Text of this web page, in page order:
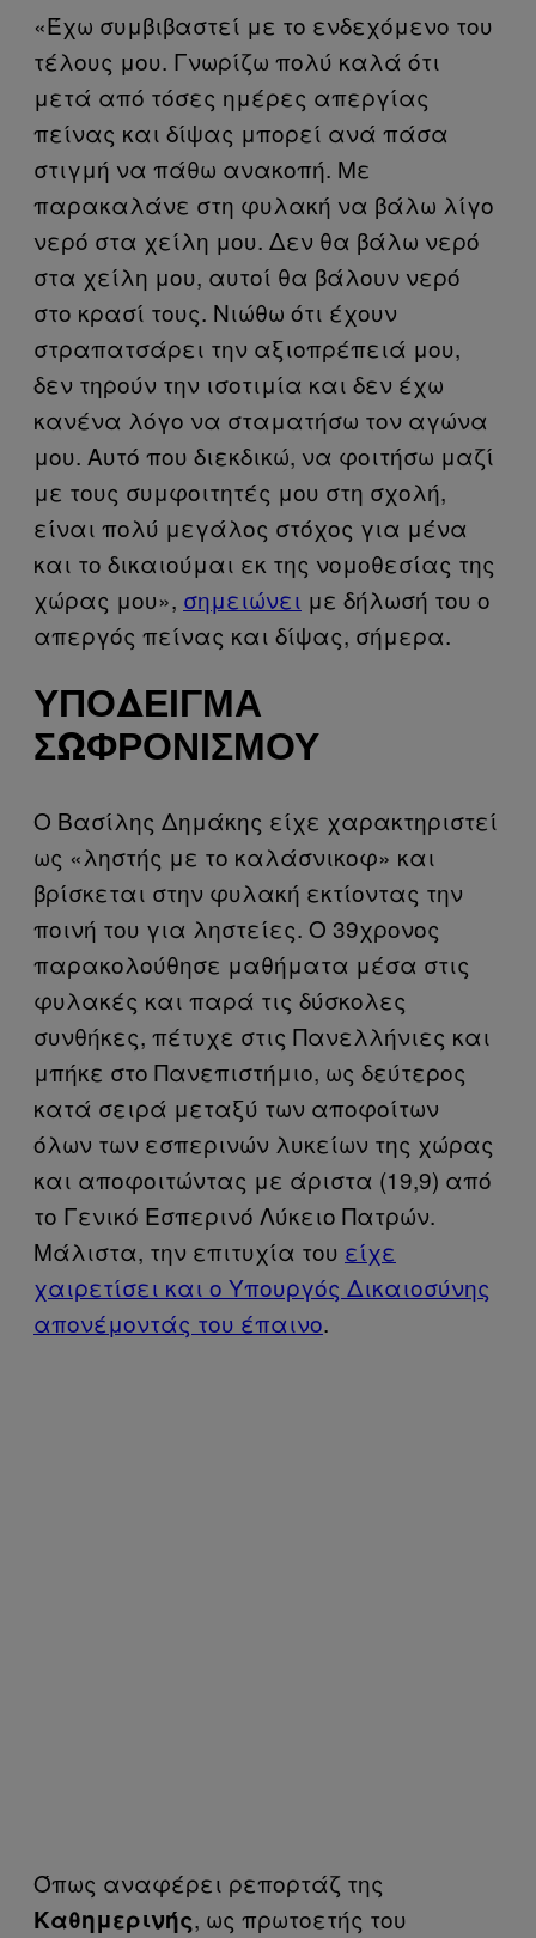
«Έχω συμβιβαστεί με το ενδεχόμενο του
τέλους μου. Γνωρίζω πολύ καλά ότι
μετά από τόσες ημέρες απεργίας
πείνας και δίψας μπορεί ανά πάσα
στιγμή να πάθω ανακοπή. Με
παρακαλάνε στη φυλακή να βάλω λίγο
νερό στα χείλη μου. Δεν θα βάλω νερό
στα χείλη μου, αυτοί θα βάλουν νερό
στο κρασί τους. Νιώθω ότι έχουν
στραπατσάρει την αξιοπρέπειά μου,
δεν τηρούν την ισοτιμία και δεν έχω
κανένα λόγο να σταματήσω τον αγώνα
μου. Αυτό που διεκδικώ, να φοιτήσω μαζί
με τους συμφοιτητές μου στη σχολή,
είναι πολύ μεγάλος στόχος για μένα
και το δικαιούμαι εκ της νομοθεσίας της
χώρας μου», σημειώνει με δήλωσή του ο
απεργός πείνας και δίψας, σήμερα.
ΥΠΌΔΕΙΓΜΑ
ΣΩΦΡΟΝΙΣΜΟΎ
Ο Βασίλης Δημάκης είχε χαρακτηριστεί
ως «ληστής με το καλάσνικοφ» και
βρίσκεται στην φυλακή εκτίοντας την
ποινή του για ληστείες. Ο 39χρονος
παρακολούθησε μαθήματα μέσα στις
φυλακές και παρά τις δύσκολες
συνθήκες, πέτυχε στις Πανελλήνιες και
μπήκε στο Πανεπιστήμιο, ως δεύτερος
κατά σειρά μεταξύ των αποφοίτων
όλων των εσπερινών λυκείων της χώρας
και αποφοιτώντας με άριστα (19,9) από
το Γενικό Εσπερινό Λύκειο Πατρών.
Μάλιστα, την επιτυχία του είχε
χαιρετίσει και ο Υπουργός Δικαιοσύνης
απονέμοντάς του έπαινο.
Όπως αναφέρει ρεπορτάζ της
Καθημερινής, ως πρωτοετής του